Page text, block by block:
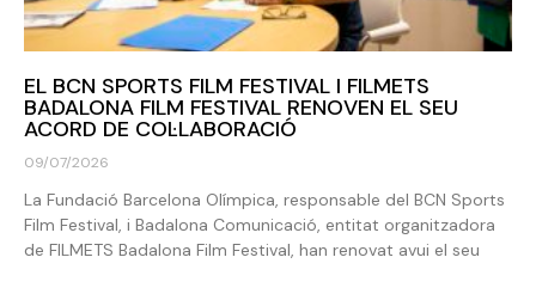
EL BCN SPORTS FILM FESTIVAL I FILMETS
BADALONA FILM FESTIVAL RENOVEN EL SEU
ACORD DE COL·LABORACIÓ
09/07/2026
La Fundació Barcelona Olímpica, responsable del BCN Sports
Film Festival, i Badalona Comunicació, entitat organitzadora
de FILMETS Badalona Film Festival, han renovat avui el seu